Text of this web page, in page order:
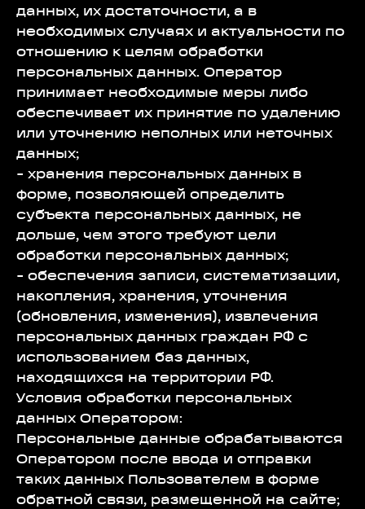
данных, их достаточности, а в
необходимых случаях и актуальности по
отношению к целям обработки
персональных данных. Оператор
принимает необходимые меры либо
обеспечивает их принятие по удалению
или уточнению неполных или неточных
данных;
- хранения персональных данных в
форме, позволяющей определить
субъекта персональных данных, не
дольше, чем этого требуют цели
обработки персональных данных;
- обеспечения записи, систематизации,
накопления, хранения, уточнения
(обновления, изменения), извлечения
персональных данных граждан РФ с
использованием баз данных,
находящихся на территории РФ.
Условия обработки персональных
данных Оператором:
Персональные данные обрабатываются
Оператором после ввода и отправки
таких данных Пользователем в форме
обратной связи, размещенной на сайте;